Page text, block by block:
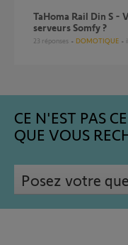
TaHoma Rail Din S - Voyant jaune - Box deconnectee des
serveurs Somfy ?
23 réponses DOMOTIQUE
CE N'EST PAS CE
QUE VOUS
Posez votre